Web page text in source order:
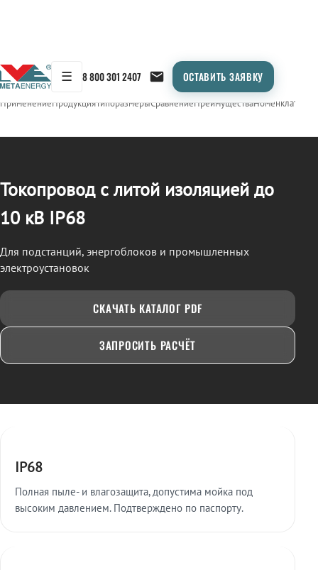
☰ 8 800 301 2407 ОСТАВИТЬ ЗАЯВКУ
← Продукция/ТОКОПРОВОД
ПрименениеПродукцияТипоразмерыСравнениеПреимуществаНоменклатура
Токопровод с литой изоляцией до
10 кВ IP68
Для подстанций, энергоблоков и промышленных
электроустановок
СКАЧАТЬ КАТАЛОГ PDF
ЗАПРОСИТЬ РАСЧЁТ
IP68
Полная пыле- и влагозащита, допустима мойка под
высоким давлением. Подтверждено по паспорту.